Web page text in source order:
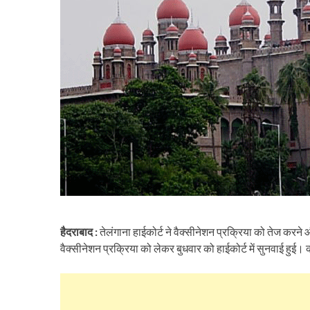
हैदराबाद :तेलंगाना हाईकोर्ट ने वैक्सीनेशन प्रक्रिया को तेज करने
वैक्सीनेशन प्रक्रिया को लेकर बुधवार को हाईकोर्ट में सुनवाई